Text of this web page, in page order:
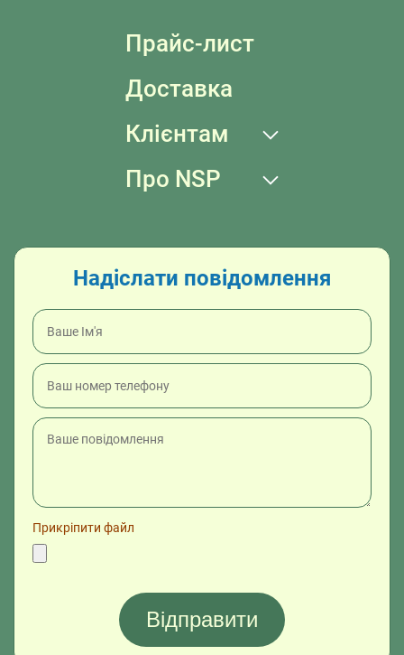
Прайс-лист
Доставка
Клієнтам
Про NSP
Надіслати повідомлення
Прикріпити файл